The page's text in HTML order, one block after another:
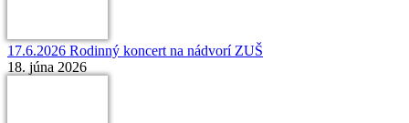
17.6.2026 Rodinný koncert na nádvorí ZUŠ
18. júna 2026